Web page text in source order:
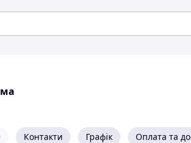
Контакти Графік Оплата та